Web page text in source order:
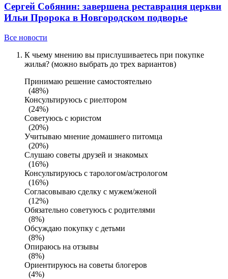
Сергей Собянин: завершена реставрация церкви
Ильи Пророка в Новгородском подворье
Все новости
К чьему мнению вы прислушиваетесь при покупке
жилья? (можно выбрать до трех вариантов)
Принимаю решение самостоятельно
(48%)
Консультируюсь с риелтором
(24%)
Советуюсь с юристом
(20%)
Учитываю мнение домашнего питомца
(20%)
Слушаю советы друзей и знакомых
(16%)
Консультируюсь с тарологом/астрологом
(16%)
Согласовываю сделку с мужем/женой
(12%)
Обязательно советуюсь с родителями
(8%)
Обсуждаю покупку с детьми
(8%)
Опираюсь на отзывы
(8%)
Ориентируюсь на советы блогеров
(4%)